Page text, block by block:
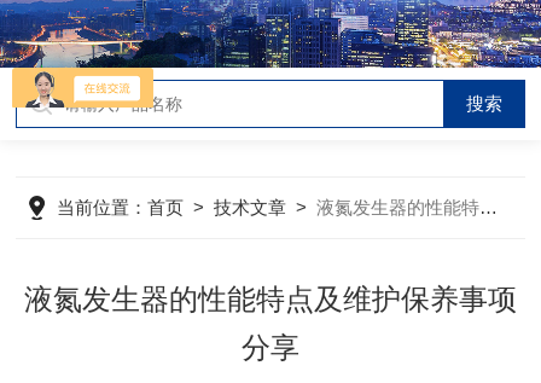
当前位置：首页 >技术文章 >液氮发生器的性能特点及维护保养事项分享
液氮发生器的性能特点及维护保养事项
分享